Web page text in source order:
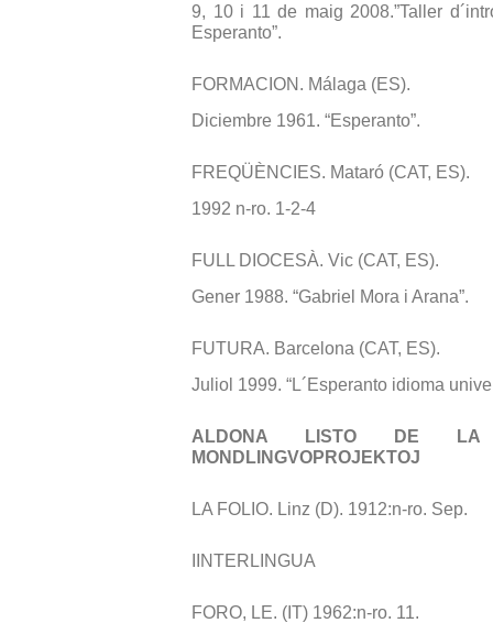
9, 10 i 11 de maig 2008.”Taller
Esperanto”.
FORMACION. Málaga (ES).
Diciembre 1961. “Esperanto”.
FREQÜÈNCIES. Mataró (CAT, ES).
1992 n-ro. 1-2-4
FULL DIOCESÀ. Vic (CAT, ES).
Gener 1988. “Gabriel Mora i Arana”.
FUTURA. Barcelona (CAT, ES).
Juliol 1999. “L´Esperanto idioma
ALDONA LISTO DE LA
MONDLINGVOPROJEKTOJ
LA FOLIO. Linz (D). 1912:n-ro. Sep.
IINTERLINGUA
FORO, LE. (IT) 1962:n-ro. 11.